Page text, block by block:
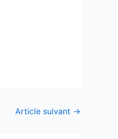
Article suivant →